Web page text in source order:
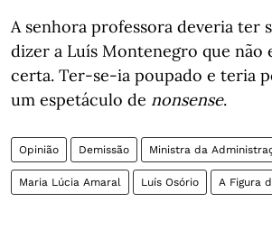
A senhora professora deveria ter
dizer a Luís Montenegro que não
certa. Ter-se-ia poupado e teria
um espetáculo de nonsense.
Opinião Demissão Ministra da
Maria Lúcia Amaral Luís Osório A Figura